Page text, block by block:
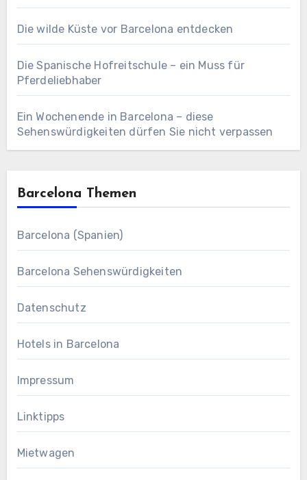
Die wilde Küste vor Barcelona entdecken
Die Spanische Hofreitschule – ein Muss für
Pferdeliebhaber
Ein Wochenende in Barcelona – diese
Sehenswürdigkeiten dürfen Sie nicht verpassen
Barcelona Themen
Barcelona (Spanien)
Barcelona Sehenswürdigkeiten
Datenschutz
Hotels in Barcelona
Impressum
Linktipps
Mietwagen